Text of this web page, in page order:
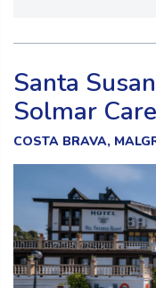
Santa
Solmar Care
COSTA BRAVA,